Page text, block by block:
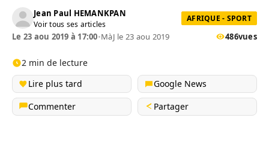
Jean Paul HEMANKPAN
Voir tous ses articles
AFRIQUE - SPORT
Le 23 aou 2019 à 17:00•MàJ le 23 aou 2019 486vues
2 min de lecture
Lire plus tard
Google News
Commenter
Partager